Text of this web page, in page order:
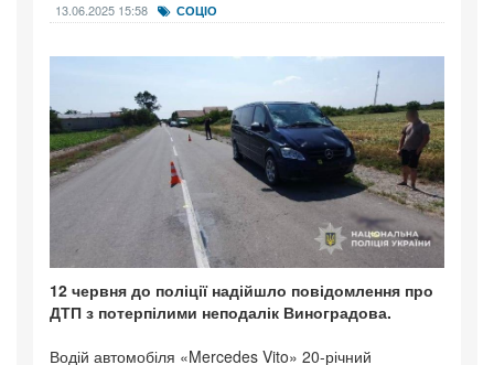
13.06.2025 15:58 СОЦІО
12 червня до поліції надійшло повідомлення про
ДТП з потерпілими неподалік Виноградова.
Водій автомобіля «Mercedes Vito» 20-річний